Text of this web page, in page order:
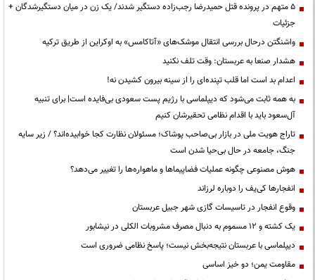
۵ متهم در پرونده قتل حمیدرضا رجب‌زاده دستگیر شدند/ یک زن در میان دستگیرشدگان +
جزئیات
واشنگتن درحال بررسی انتقال موشک‌های «آتاکامس» به اوکراین از طریق ترکیه
هشدار صنعا به عربستان: وقت تلف نکنید
اعدام بد است اما قلب تپنده‌ای را از سینه بیرون کشیدن نه!
به همه ثابت می‌شود که دیپلماسی با رژیم پست سعودی بی‌فایده است| برای تنبیه
آل‌سعود باید با اقدام نظامی تحقیرشان کنیم
تاراج هویت ملی در بازار بی‌صاحب پوشاک؛ مسئولان نظارت کجا خوابیده‌اند؟ / زیر سایه
جنگ، جامعه در حال بی‌حیا شدن است
هوش مصنوعی چگونه عملیات فضاپیماها و ماهواره‌ها را تغییر می‌دهد؟
انفجارها کی‌یف را دوباره لرزاند
وقوع انفجار در تاسیسات گازی شهر جبیل عربستان
یک کشته و ۱۲ مسموم به دنبال مصرف مشروبات الکلی در نیشابور
دیپلماسی با عربستان نتیجه‌بخش نیست؛ پاسخ نظامی ضروری است
مقاومت یمن؛ دو خیز اساسی